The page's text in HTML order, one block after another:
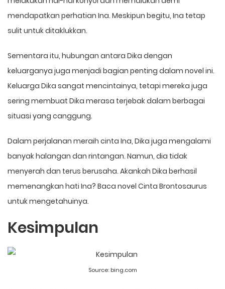
mendapatkan perhatian Ina. Meskipun begitu, Ina tetap
sulit untuk ditaklukkan.
Sementara itu, hubungan antara Dika dengan
keluarganya juga menjadi bagian penting dalam novel ini.
Keluarga Dika sangat mencintainya, tetapi mereka juga
sering membuat Dika merasa terjebak dalam berbagai
situasi yang canggung.
Dalam perjalanan meraih cinta Ina, Dika juga mengalami
banyak halangan dan rintangan. Namun, dia tidak
menyerah dan terus berusaha. Akankah Dika berhasil
memenangkan hati Ina? Baca novel Cinta Brontosaurus
untuk mengetahuinya.
Kesimpulan
Source: bing.com